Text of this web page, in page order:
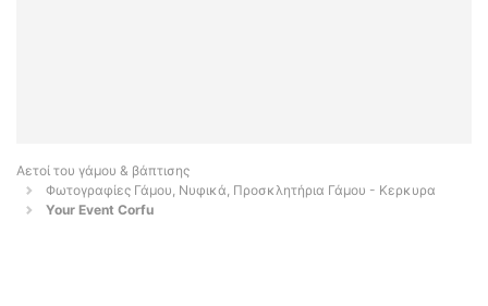
Αετοί του γάμου & βάπτισης
Φωτογραφίες Γάμου, Νυφικά, Προσκλητήρια Γάμου - Κερκυρα
Your Event Corfu